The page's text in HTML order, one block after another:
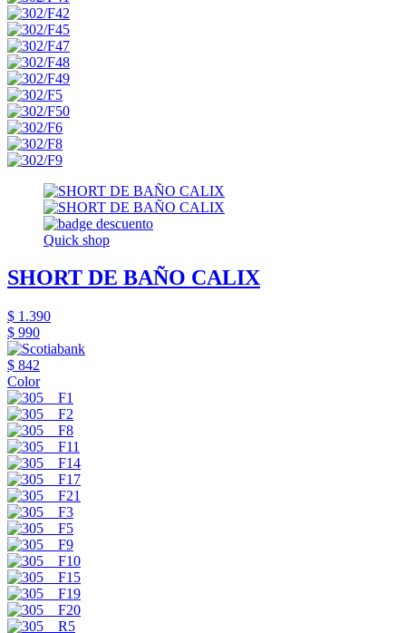
Quick shop
SHORT DE BAÑO CALIX
$ 1.390
$ 990
$ 842
Color